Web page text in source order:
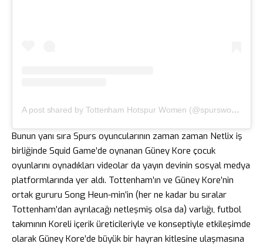
A post shared by Tottenham Hotspur Women (@spurswomen)
Bunun yanı sıra Spurs oyuncularının zaman zaman Netlix iş
birliğinde Squid Game’de oynanan Güney Kore çocuk
oyunlarını oynadıkları videolar da yayın devinin sosyal medya
platformlarında yer aldı. Tottenham’ın ve Güney Kore’nin
ortak gururu Song Heun-min’in (her ne kadar bu sıralar
Tottenham’dan ayrılacağı netleşmiş olsa da) varlığı, futbol
takımının Koreli içerik üreticileriyle ve konseptiyle etkileşimde
olarak Güney Kore’de büyük bir hayran kitlesine ulaşmasına